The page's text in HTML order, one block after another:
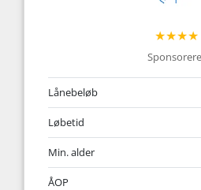
★★★★
Lånebeløb
Løbetid
Min. alder
ÅOP